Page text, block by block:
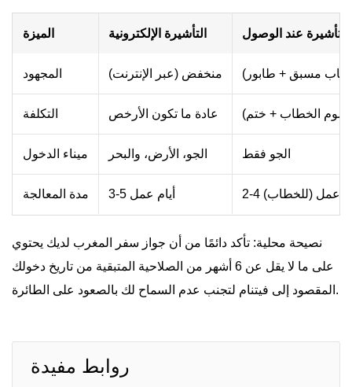
الميزة التأشيرة الإلكترونية التأشيرة عند الوصول
المجهود منخفض (عبر الإنترنت) مسبق + طابور)
التكلفة عادة ما تكون الأرخص الخطاب + ختم)
ميناء الدخول الجو، الأرض، والبحر الجو فقط
مدة المعالجة 3-5 أيام عمل أيام عمل (للخطاب)
نصيحة محلية: تأكد دائمًا من أن جواز سفر المغرب لديك يحتوي
على ما لا يقل عن 6 أشهر من الصلاحية المتبقية من تاريخ دخولك
المقصود إلى فيتنام لتجنب عدم السماح لك بالصعود على الطائرة.
روابط مفيدة